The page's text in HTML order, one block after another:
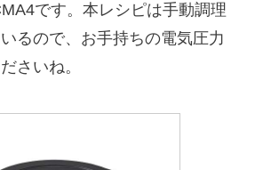
です。本レシピは手動調理
るので、お手持ちの電気圧力
さいね。